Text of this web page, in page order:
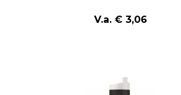
V.a. € 3,06